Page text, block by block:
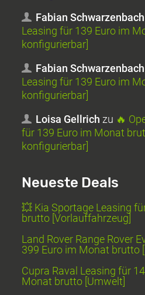
Fabian Schwarzenbach
Leasing für 139 Euro im
konfigurierbar]
Fabian Schwarzenbach
Leasing für 139 Euro im
konfigurierbar]
Loisa Gellrich zu 🔥
für 139 Euro im Monat
konfigurierbar]
Neueste Deals
💥 Kia Sportage Leasing
brutto [Vorlauffahrzeug]
Land Rover Range Rover
399 Euro im Monat brutto
Cupra Raval Leasing für
Monat brutto [Umwelt]